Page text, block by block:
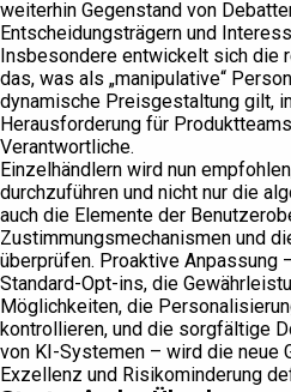
weiterhin Gegenstand von
Entscheidungsträgern und
Insbesondere entwickelt sich die
das, was als „manipulative“
dynamische Preisgestaltung gilt,
Herausforderung für
Verantwortliche.
Einzelhändlern wird nun
durchzuführen und nicht nur die
auch die Elemente der
Zustimmungsmechanismen und
überprüfen. Proaktive Anpassung
Standard-Opt-ins, die
Möglichkeiten, die
kontrollieren, und die sorgfältige
von KI-Systemen – wird die neue
Exzellenz und Risikominderung